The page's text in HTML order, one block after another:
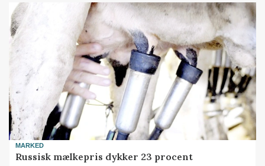
MARKED
Russisk mælkepris dykker 23 procent